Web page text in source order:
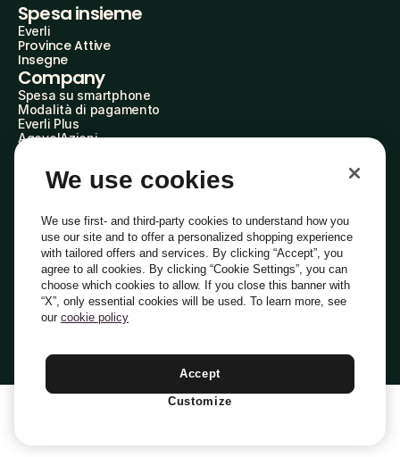
Spesa insieme
Everli
Province Attive
Insegne
Company
Spesa su smartphone
Modalità di pagamento
Everli Plus
AgevolAzioni
Everli Shoppers
Scopri chi siamo
Domande frequenti
Lavora con noi
Diventa Shopper
Investitori
PrivacyCookiePreferenze Cookie
Termini e Condizioni
Italiano
We use cookies
We use first- and third-party cookies to understand how you
use our site and to offer a personalized shopping experience
with tailored offers and services. By clicking “Accept”, you
agree to all cookies. By clicking “Cookie Settings”, you can
choose which cookies to allow. If you close this banner with
“X”, only essential cookies will be used. To learn more, see
our cookie policy
Accept
Customize